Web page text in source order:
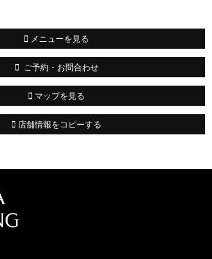
メニューを見る
ご予約・お問合わせ
マップを見る
店舗情報をコピーする